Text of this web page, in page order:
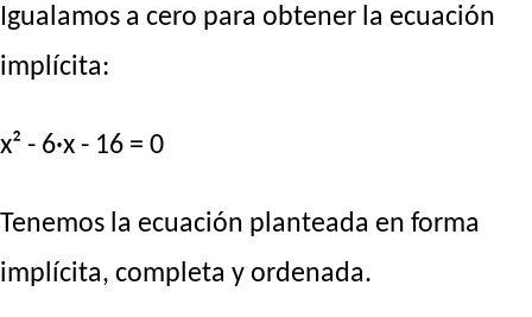
Igualamos a cero para obtener la ecuación
implícita:
x² - 6·x - 16 = 0
Tenemos la ecuación planteada en forma
implícita, completa y ordenada.